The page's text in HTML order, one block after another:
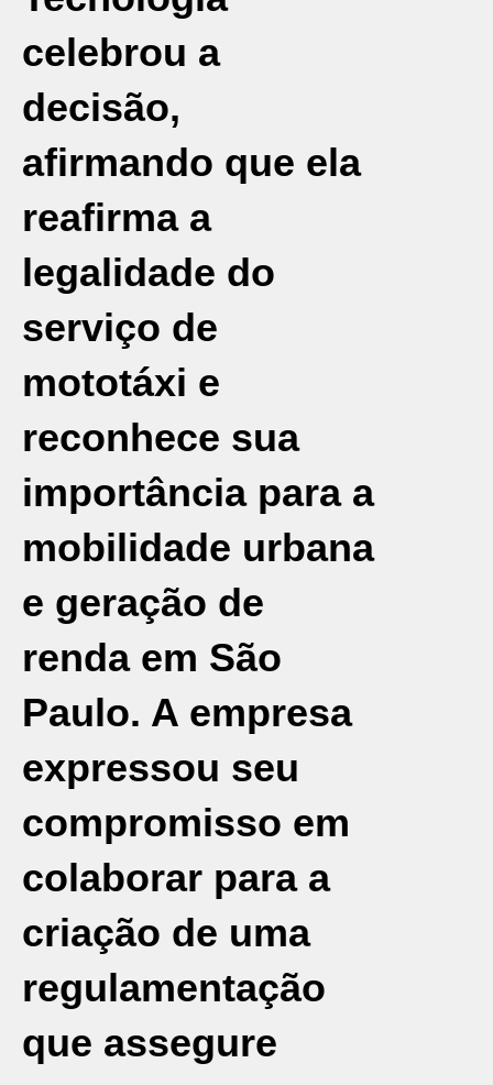
celebrou a
decisão,
afirmando que ela
reafirma a
legalidade do
serviço de
mototáxi e
reconhece sua
importância para a
mobilidade urbana
e geração de
renda em São
Paulo. A empresa
expressou seu
compromisso em
colaborar para a
criação de uma
regulamentação
que assegure